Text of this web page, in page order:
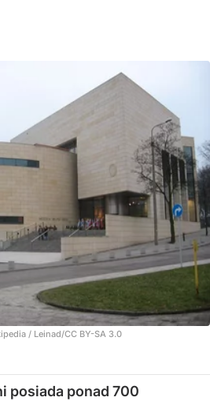
/ Leinad/CC BY-SA 3.0
posiada ponad 700